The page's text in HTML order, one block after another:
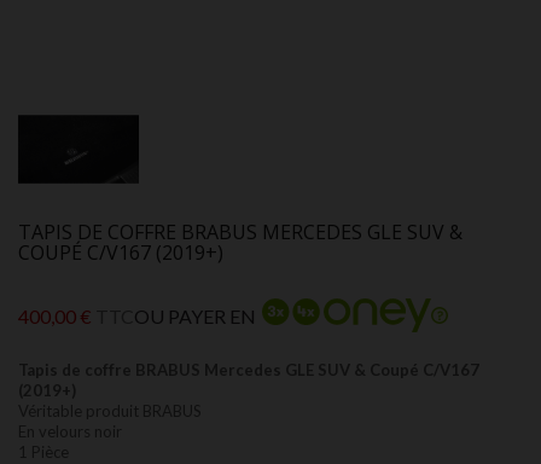
TAPIS DE COFFRE BRABUS MERCEDES GLE SUV &
COUPÉ C/V167 (2019+)
400,00 € OU PAYER EN